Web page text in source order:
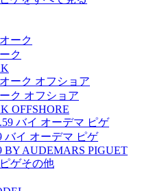
ク
ク オフショア
OFFSHORE
バイ オーデマ ピゲ
BY AUDEMARS PIGUET